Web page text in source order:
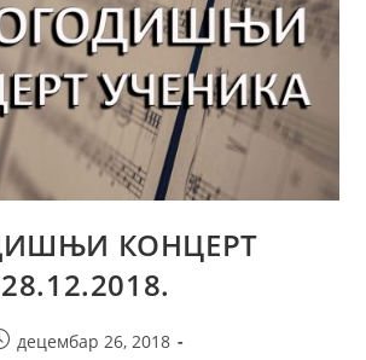
КОНЦЕРТ
децембар 26, 2018